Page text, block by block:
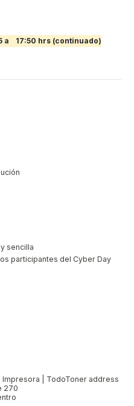
a
17:50 hrs (continuado)
sencilla
participantes del Cyber Day
Impresora | TodoToner address
270